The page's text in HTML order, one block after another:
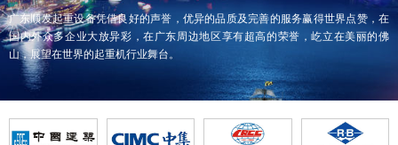
广东顺发起重设备凭借良好的声誉，优异的品质及完善的服务赢得世界点赞，在
国内外众多企业大放异彩，在广东周边地区享有超高的荣誉，屹立在美丽的佛
山，展望在世界的起重机行业舞台。